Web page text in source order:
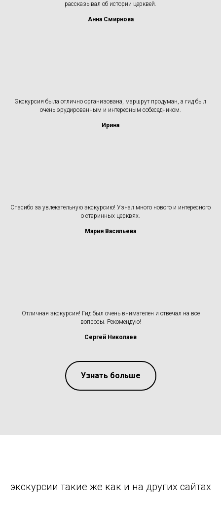
рассказывал об истории церквей.
Анна Смирнова
Экскурсия была отлично организована, маршрут продуман, а гид был
очень эрудированным и интересным собеседником.
Ирина
Спасибо за увлекательную экскурсию! Узнал много нового и интересного
о старинных церквях.
Мария Васильева
Отличная экскурсия! Гид был очень внимателен и отвечал на все
вопросы. Рекомендую!
Сергей Николаев
Узнать больше
экскурсии такие же как и на других сайтах